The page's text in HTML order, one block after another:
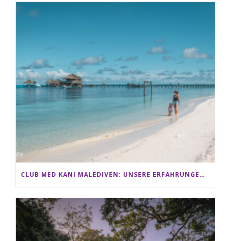
CLUB MED KANI MALEDIVEN: UNSERE ERFAHRUNGEN IM ALL-INCLUSIVE PARADIES